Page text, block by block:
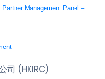
Partner Management Panel –
司 (HKIRC)